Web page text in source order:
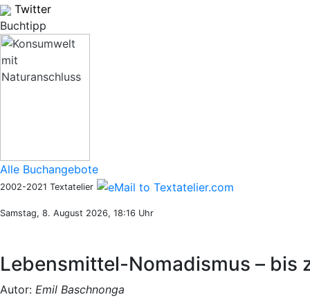
Twitter
Buchtipp
Alle Buchangebote
2002-2021 Textatelier
Samstag, 8. August 2026, 18:16 Uhr
Lebensmittel-Nomadismus – bis
Autor: Emil Baschnonga